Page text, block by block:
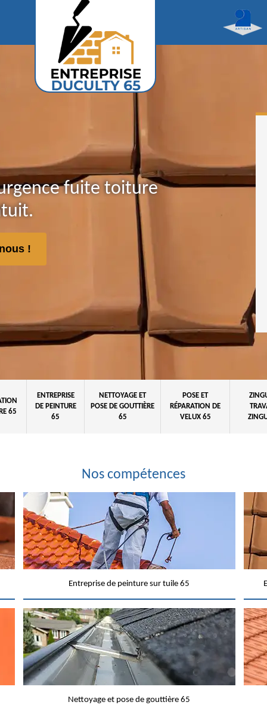
fuite toiture
!
65
ENTREPRISE
DE PEINTURE
65
NETTOYAGE ET
POSE DE GOUTTIÈRE
65
POSE ET
RÉPARATION DE
VELUX 65
Nos compétences
Entreprise de peinture sur tuile 65
Nettoyage et pose de gouttière 65